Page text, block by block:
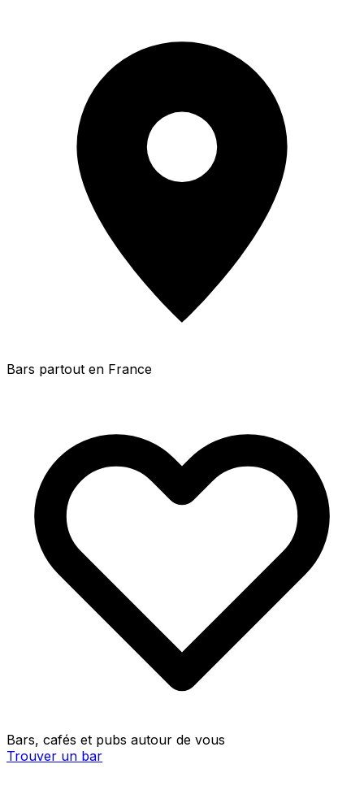
Bars partout en France
Bars, cafés et pubs autour de vous
Trouver un bar